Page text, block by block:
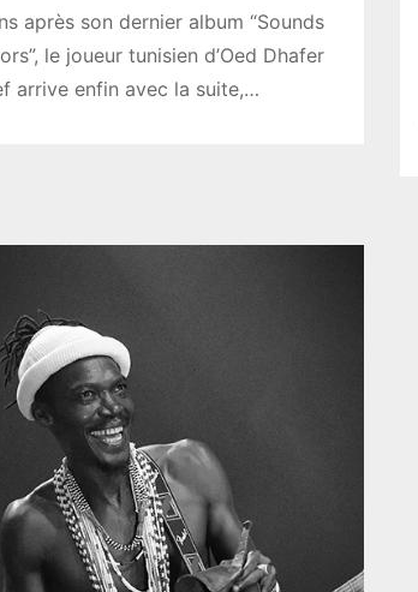
après son dernier album “Sounds
le joueur tunisien d’Oed Dhafer
arrive enfin avec la suite,…